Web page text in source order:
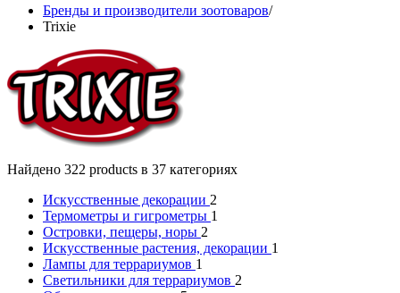
Бренды и производители зоотоваров/
Trixie
Найдено 322 products в 37 категориях
Искусственные декорации 2
Термометры и гигрометры 1
Островки, пещеры, норы 2
Искусственные растения, декорации 1
Лампы для террариумов 1
Светильники для террариумов 2